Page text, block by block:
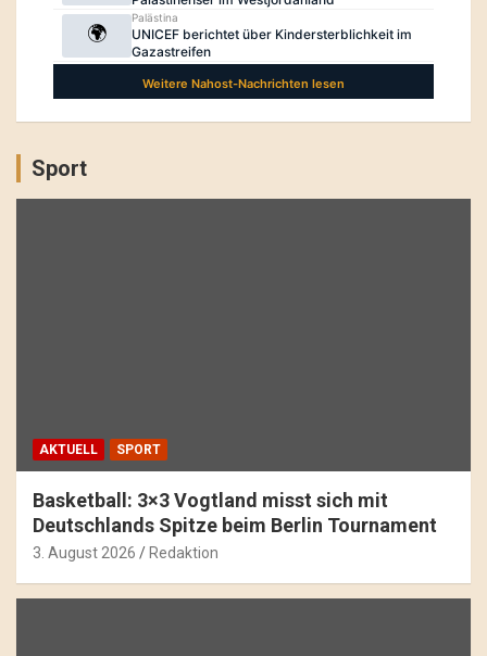
Sport
AKTUELL SPORT
Basketball: 3×3 Vogtland misst sich mit
Deutschlands Spitze beim Berlin Tournament
3. August 2026 Redaktion